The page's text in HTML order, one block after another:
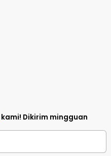
kami! Dikirim mingguan